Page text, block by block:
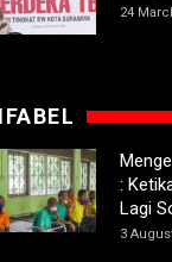
24
:
Lagi
3